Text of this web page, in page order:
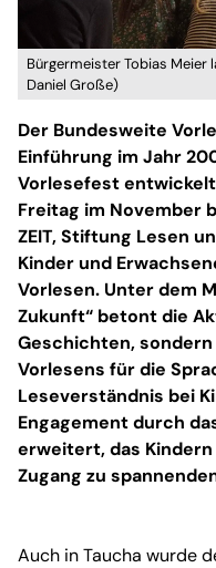
Bürgermeister Tobias Meier
Daniel Große)
Der Bundesweite
Einführung im Jahr
Vorlesefest
Freitag im November
ZEIT, Stiftung Lesen
Kinder und
Vorlesen. Unter dem
Zukunft“ betont die
Geschichten,
Vorlesens für die
Leseverständnis bei
Engagement durch
erweitert, das
Zugang zu
Auch in Taucha wurde